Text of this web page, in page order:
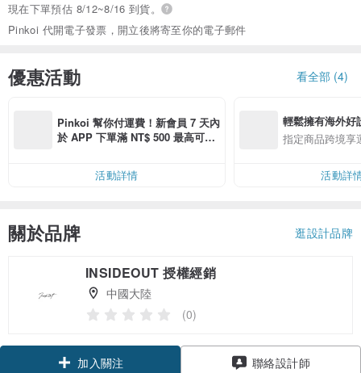
現在下單預估 8/12~8/16 到貨。
Pinkoi 代開電子發票，開立後將寄至你的電子郵件
優惠活動 看全部 (4)
Pinkoi 幫你付運費！新會員 7 天內
於 APP 下單滿 NT$ 500 最高可折
活動詳情
輕鬆擁有海外好
指定商品跨境享
活動詳
關於品牌 逛設計品牌
INSIDEOUT 授權經銷
中國大陸
(0)
加入關注 聯絡設計師